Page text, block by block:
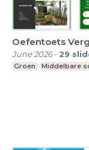
Oefentoets
June 2026- 29
Groen Middelbare